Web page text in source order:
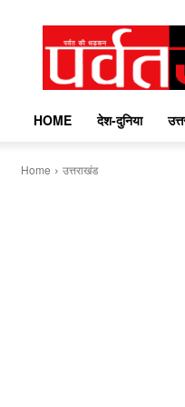
HOME देश-दुनिया
Home उत्तराखंड